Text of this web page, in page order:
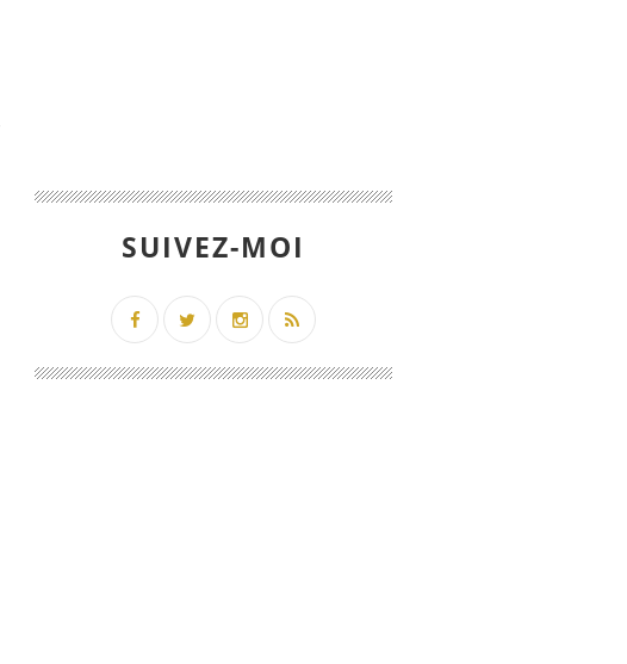
SUIVEZ-MOI